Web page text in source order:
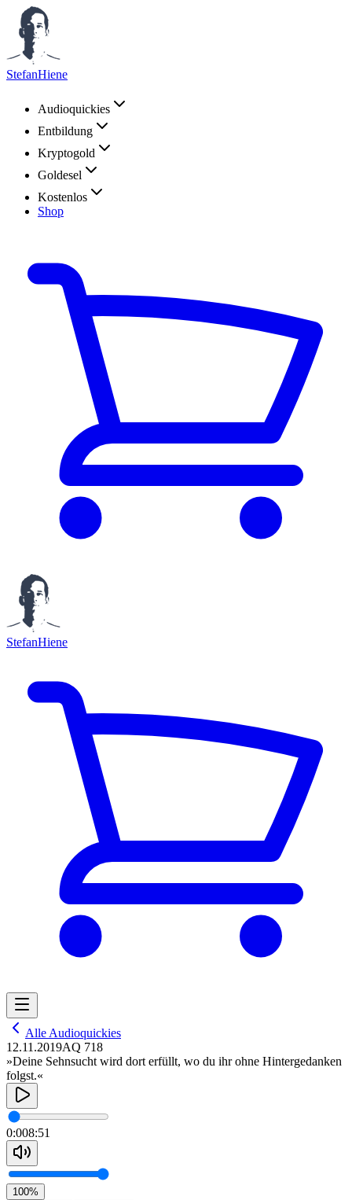
StefanHiene
Audioquickies
Entbildung
Kryptogold
Goldesel
Kostenlos
Shop
StefanHiene
Alle Audioquickies
12.11.2019AQ 718
»Deine Sehnsucht wird dort erfüllt, wo du ihr ohne Hintergedanken
folgst.«
0:008:51
100%